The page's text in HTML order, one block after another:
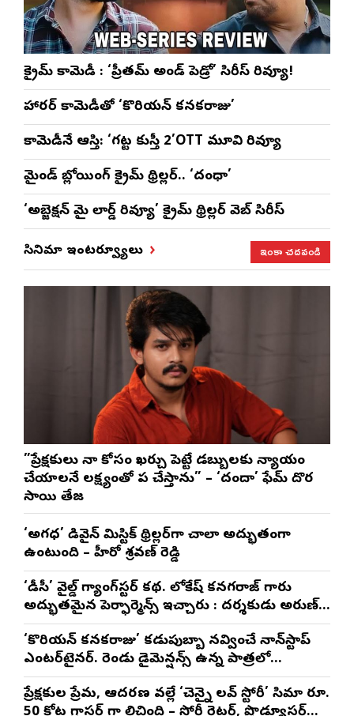
క్రైమ్ కామెడీ : ‘ప్రీతమ్ అండ్ పెడ్రో’ సిరీస్ రివ్యూ!
హారర్ కామెడీతో ‘కొరియన్ కనకరాజు’
కామెడీనే ఆస్తి: ‘గట్ట కుస్తీ 2’OTT మూవి రివ్యూ
మైండ్ బ్లోయింగ్ క్రైమ్ థ్రిల్లర్.. ‘దంధా’
‘అబ్జెక్ష‌న్ మై లార్డ్ రివ్యూ’ క్రైమ్ థ్రిల్ల‌ర్ వెబ్ సిరీస్
సినిమా ఇంటర్వ్యూలు ఇంకా చదవండి
”ప్రేక్షకులు నా కోసం ఖర్చు పెట్టే డబ్బులకు న్యాయం
చేయాలనే లక్ష్యంతో పని చేస్తాను” – ‘దందా’ ఫేమ్ దొర
సాయి తేజ
‘అగధ’ డివైన్ మిస్టిక్ థ్రిల్లర్‌గా చాలా అద్భుతంగా
ఉంటుంది – హీరో శ్రవణ్ రెడ్డి
‘డీసీ’ వైల్డ్ గ్యాంగ్‌స్టర్ కథ. లోకేష్ కనగరాజ్ గారు
అద్భుతమైన పెర్ఫార్మెన్స్ ఇచ్చారు : దర్శకుడు అరుణ్
మాథేశ్వరన్
‘కొరియన్ కనకరాజు’ కడుపుబ్బా నవ్వించే నాన్‌స్టాప్
ఎంటర్‌టైనర్. రెండు డైమెన్షన్స్ ఉన్న పాత్రలో
నటించడం చాలా సంతృప్తినిచ్చింది : వరుణ్ తేజ్
ప్రేక్షకుల ప్రేమ, ఆదరణ వల్లే ‘చెన్నై లవ్ స్టోరీ’ సినిమా రూ.
50 కోట్ల గ్రాసర్ గా నిలిచింది – స్టోరీ రైటర్, ప్రొడ్యూసర్